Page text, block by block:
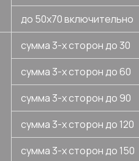
до 50х70 включительно
сумма 3-х сторон до 30
сумма 3-х сторон до 60
сумма 3-х сторон до 90
сумма 3-х сторон до 120
сумма 3-х сторон до 150